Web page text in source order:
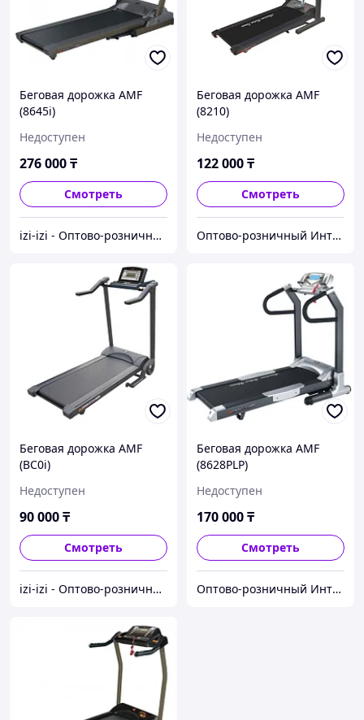
Беговая дорожка AMF
(8645i)
Недоступен
276 000₸
Смотреть
izi-izi - Оптово-розничный Склад - товары на заказ до двери! Cамые уникальные и полезные товары.
Беговая дорожка AMF
(8210)
Недоступен
122 000₸
Смотреть
Оптово-розничный Интернет Магазин «KazGym»
Беговая дорожка AMF
(BC0i)
Недоступен
90 000₸
Смотреть
izi-izi - Оптово-розничный Склад - товары на заказ до двери! Cамые уникальные и полезные товары.
Беговая дорожка AMF
(8628PLP)
Недоступен
170 000₸
Смотреть
Оптово-розничный Интернет Магазин «KazGym»